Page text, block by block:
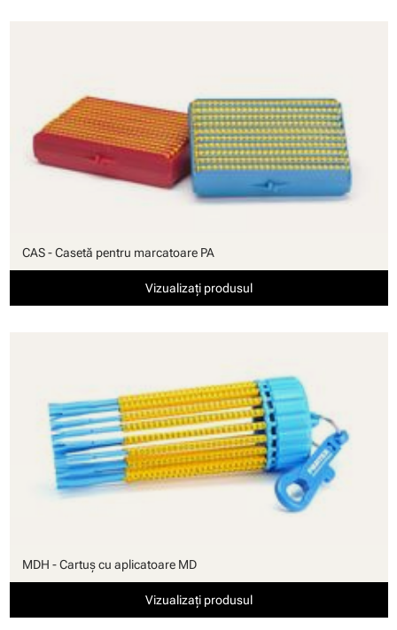
CAS - Casetă pentru marcatoare PA
Vizualizați produsul
MDH - Cartuş cu aplicatoare MD
Vizualizați produsul